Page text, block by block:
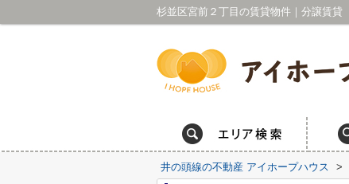
井の頭線の不動産 アイホープハウス >